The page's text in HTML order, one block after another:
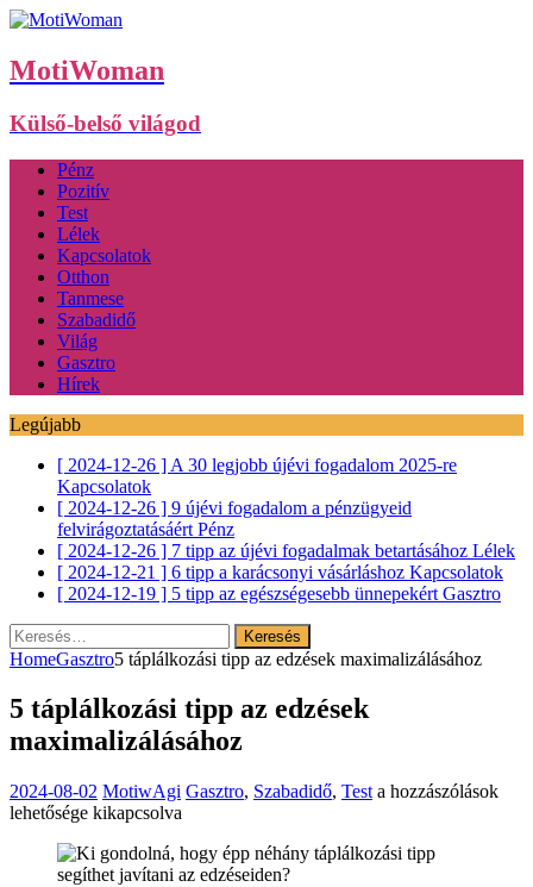
MotiWoman
Külső-belső világod
Pénz
Pozitív
Test
Lélek
Kapcsolatok
Otthon
Tanmese
Szabadidő
Világ
Gasztro
Hírek
Legújabb
[ 2024-12-26 ] A 30 legjobb újévi fogadalom 2025-re
Kapcsolatok
[ 2024-12-26 ] 9 újévi fogadalom a pénzügyeid
felvirágoztatásáért Pénz
[ 2024-12-26 ] 7 tipp az újévi fogadalmak betartásához Lélek
[ 2024-12-21 ] 6 tipp a karácsonyi vásárláshoz Kapcsolatok
[ 2024-12-19 ] 5 tipp az egészségesebb ünnepekért Gasztro
Keresés:
HomeGasztro5 táplálkozási tipp az edzések maximalizálásához
5 táplálkozási tipp az edzések
maximalizálásához
2024-08-02 MotiwAgi Gasztro, Szabadidő, Test 5
az
a hozzászólások
lehetősége kikapcsolva